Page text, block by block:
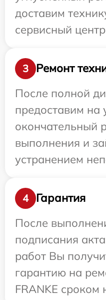
доставим
сервисный
3
Ремонт
После полной
предоставим на
окончательный
выполнения и
устранением
4
Гарантия
После
подписания
работ Вы
гарантию на
FRANKE сроком